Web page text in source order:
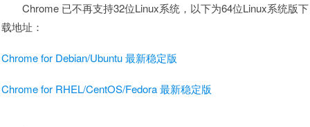
Chrome 已不再支持32位Linux系统，以下为64位Linux系统版下
载地址：
Chrome for Debian/Ubuntu 最新稳定版
Chrome for RHEL/CentOS/Fedora 最新稳定版